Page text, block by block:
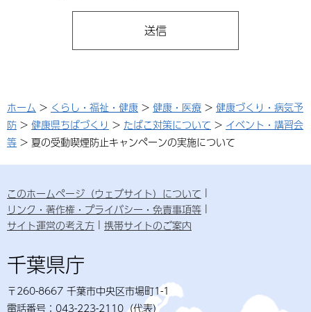
ホーム > くらし・福祉・健康 > 健康・医療 > 健康づくり・病気予
防 > 健康県ちばづくり > たばこ対策について > イベント・講習会
等 > 夏の受動喫煙防止キャンペーンの実施について
このホームページ（ウェブサイト）について
リンク・著作権・プライバシー・免責事項等
サイト運営の考え方
携帯サイトのご案内
千葉県庁
〒260-8667 千葉市中央区市場町1-1
電話番号：043-223-2110（代表）